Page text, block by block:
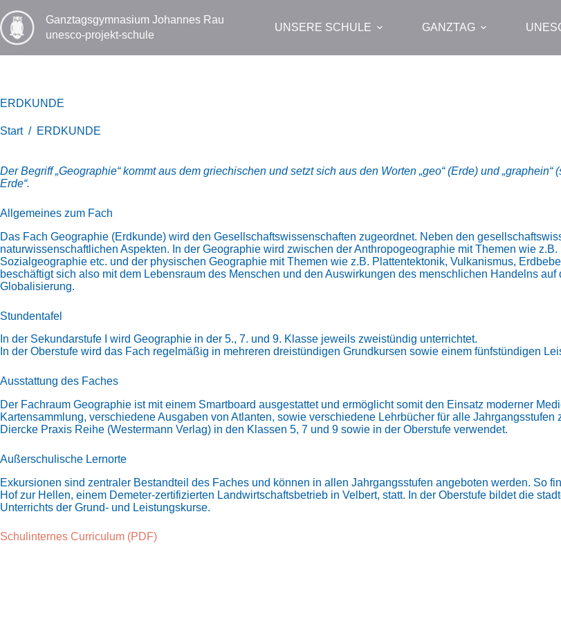
Inhalt
springen
Ganztags­gymnasium Johannes Rau
unesco-projekt-schule
UNSERE SCHULE GANZTAG
ERDKUNDE
Start / ERDKUNDE
Der Begriff „Geographie“ kommt aus dem griechischen und setzt sich aus den Worten „geo“ (Erde) und
Erde“.
Allgemeines zum Fach
Das Fach Geographie (Erdkunde) wird den Gesellschaftswissenschaften zugeordnet. Neben den
naturwissenschaftlichen Aspekten. In der Geographie wird zwischen der Anthropogeographie mit Themen wie
Sozialgeographie etc. und der physischen Geographie mit Themen wie z.B. Plattentektonik, Vulkanismus,
beschäftigt sich also mit dem Lebensraum des Menschen und den Auswirkungen des menschlichen Handelns
Globalisierung.
Stundentafel
In der Sekundarstufe I wird Geographie in der 5., 7. und 9. Klasse jeweils zweistündig unterrichtet.
In der Oberstufe wird das Fach regelmäßig in mehreren dreistündigen Grundkursen sowie einem fünfstündigen
Ausstattung des Faches
Der Fachraum Geographie ist mit einem Smartboard ausgestattet und ermöglicht somit den Einsatz moderner
Kartensammlung, verschiedene Ausgaben von Atlanten, sowie verschiedene Lehrbücher für alle
Diercke Praxis Reihe (Westermann Verlag) in den Klassen 5, 7 und 9 sowie in der Oberstufe verwendet.
Außerschulische Lernorte
Exkursionen sind zentraler Bestandteil des Faches und können in allen Jahrgangsstufen angeboten werden. So
Hof zur Hellen, einem Demeter-zertifizierten Landwirtschaftsbetrieb in Velbert, statt. In der Oberstufe bildet die
Unterrichts der Grund- und Leistungskurse.
Schulinternes Curriculum (PDF)